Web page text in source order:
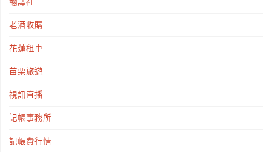
老酒收購
花蓮租車
苗栗旅遊
視訊直播
記帳事務所
記帳費行情